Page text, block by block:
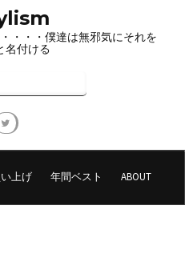
・・・僕達は無邪気にそれを
名付ける
上げ 年間ベスト ABOUT